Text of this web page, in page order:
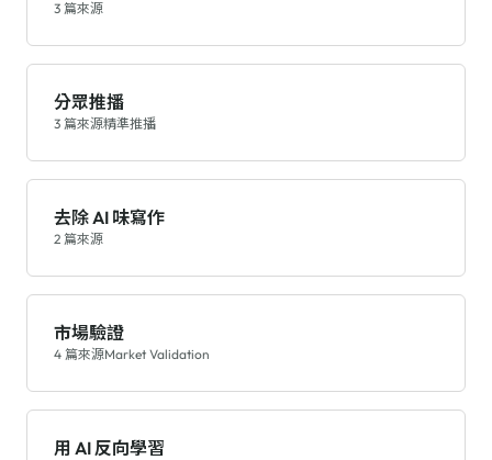
3 篇來源
分眾推播
3 篇來源精準推播
去除 AI 味寫作
2 篇來源
市場驗證
4 篇來源Market Validation
用 AI 反向學習